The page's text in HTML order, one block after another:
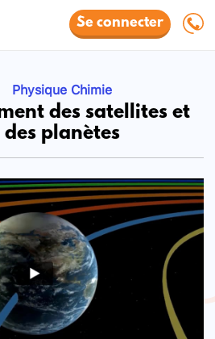
Se connecter
Physique Chimie
des satellites et
des planètes